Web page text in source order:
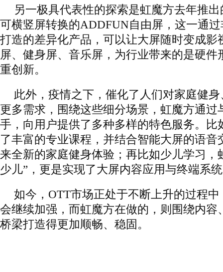
另一极具代表性的探索是虹魔方去年推
可横竖屏转换的ADDFUN自由屏，这一通
打造的差异化产品，可以让大屏随时变成影
屏、健身屏、音乐屏，为行业带来的是硬件
重创新。
此外，疫情之下，催化了人们对家庭健
更多需求，围绕这些细分场景，虹魔方通过
手，向用户提供了多种多样的特色服务。比
了丰富的专业课程，并结合智能大屏的语音
来全新的家庭健身体验；再比如少儿学习，
少儿”，更是实现了大屏内容应用与终端系
如今，OTT市场正处于不断上升的过程
会继续加强，而虹魔方在做的，则围绕内容
桥梁打造得更加顺畅、稳固。